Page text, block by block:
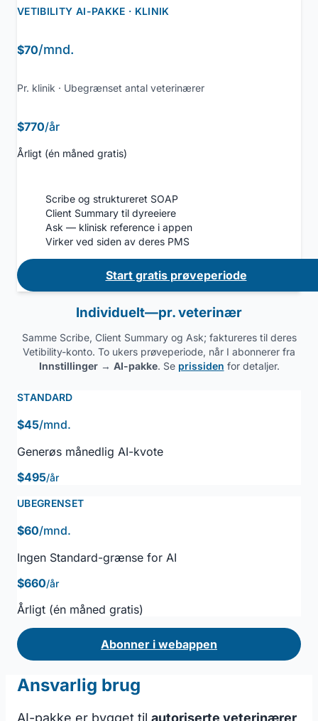
VETIBILITY AI-PAKKE · KLINIK
$70/mnd.
Pr. klinik · Ubegrænset antal veterinærer
$770/år
Årligt (én måned gratis)
Scribe og struktureret SOAP
Client Summary til dyreeiere
Ask — klinisk reference i appen
Virker ved siden av deres PMS
Start gratis prøveperiode
Individuelt—pr. veterinær
Samme Scribe, Client Summary og Ask; faktureres til deres
Vetibility-konto. To ukers prøveperiode, når I abonnerer fra
Innstillinger→ AI-pakke. Se prissiden for detaljer.
STANDARD
$45/mnd.
Generøs månedlig AI-kvote
$495/år
UBEGRENSET
$60/mnd.
Ingen Standard-grænse for AI
$660/år
Årligt (én måned gratis)
Abonner i webappen
Ansvarlig brug
AI-pakke er bygget til autoriserte veterinærer